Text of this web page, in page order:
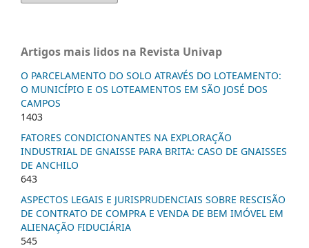
Artigos mais lidos na Revista Univap
O PARCELAMENTO DO SOLO ATRAVÉS DO LOTEAMENTO:
O MUNICÍPIO E OS LOTEAMENTOS EM SÃO JOSÉ DOS
CAMPOS
1403
FATORES CONDICIONANTES NA EXPLORAÇÃO
INDUSTRIAL DE GNAISSE PARA BRITA: CASO DE GNAISSES
DE ANCHILO
643
ASPECTOS LEGAIS E JURISPRUDENCIAIS SOBRE RESCISÃO
DE CONTRATO DE COMPRA E VENDA DE BEM IMÓVEL EM
ALIENAÇÃO FIDUCIÁRIA
545